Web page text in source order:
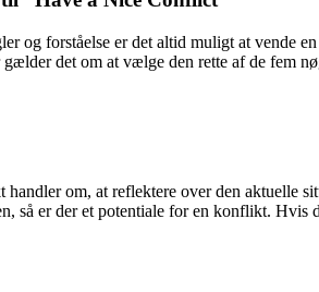
og forståelse er det altid muligt at vende
det om at vælge den rette af de fem
om, at reflektere over den aktuelle
så er der et potentiale for en konflikt.